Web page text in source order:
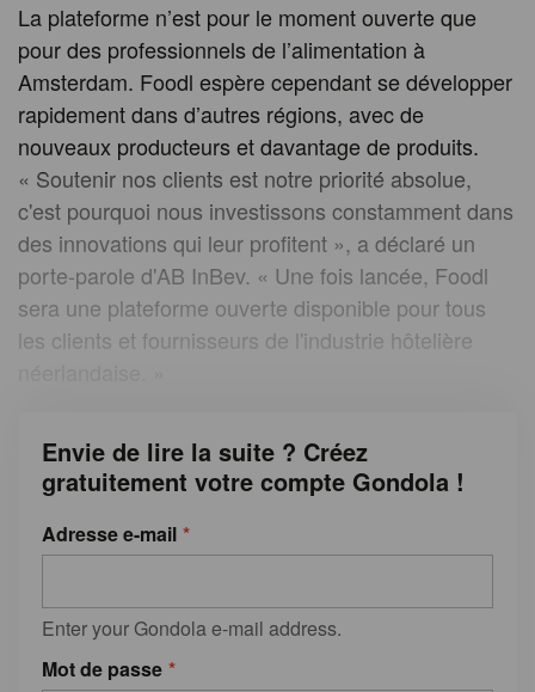
La plateforme n’est pour le moment ouverte que
pour des professionnels de l’alimentation à
Amsterdam. Foodl espère cependant se développer
rapidement dans d’autres régions, avec de
nouveaux producteurs et davantage de produits.
« Soutenir nos clients est notre priorité absolue,
c'est pourquoi nous investissons constamment dans
des innovations qui leur profitent », a déclaré un
porte-parole d'AB InBev. « Une fois lancée, Foodl
sera une plateforme ouverte disponible pour tous
les clients et fournisseurs de l'industrie hôtelière
Envie de lire la suite ? Créez
gratuitement votre compte Gondola !
Adresse e-mail
Enter your Gondola e-mail address.
Mot de passe